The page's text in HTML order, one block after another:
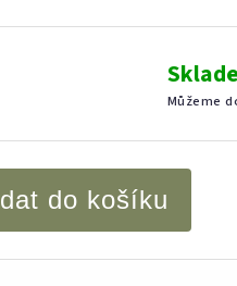
Můžeme
do košíku